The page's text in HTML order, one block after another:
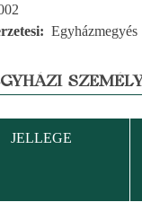
Egyházmegyés
JELLEGE